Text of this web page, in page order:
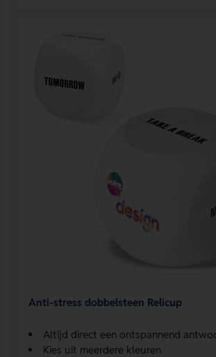
Anti-stress dobbelsteen Relicup
Altijd direct een ontspannend
Kies uit meerdere kleuren